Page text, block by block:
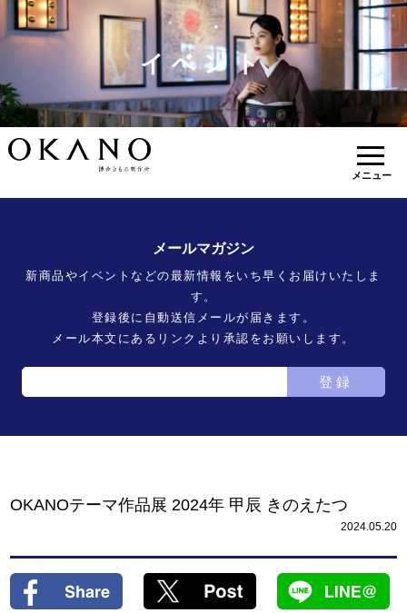
イベント
メニュー
メールマガジン
新商品やイベントなどの最新情報をいち早くお届けいたしま
す。
登録後に自動送信メールが届きます。
メール本文にあるリンクより承認をお願いします。
登録
OKANOテーマ作品展 2024年 甲辰 きのえたつ
2024.05.20